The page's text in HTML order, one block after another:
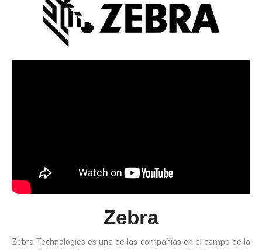
Zebra
Zebra Technologies es una de las compañías en el campo de la